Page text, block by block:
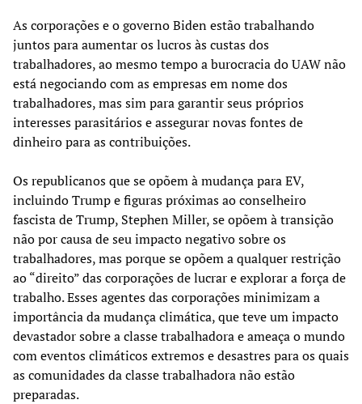
As corporações e o governo Biden estão trabalhando
juntos para aumentar os lucros às custas dos
trabalhadores, ao mesmo tempo a burocracia do UAW não
está negociando com as empresas em nome dos
trabalhadores, mas sim para garantir seus próprios
interesses parasitários e assegurar novas fontes de
dinheiro para as contribuições.
Os republicanos que se opõem à mudança para EV,
incluindo Trump e figuras próximas ao conselheiro
fascista de Trump, Stephen Miller, se opõem à transição
não por causa de seu impacto negativo sobre os
trabalhadores, mas porque se opõem a qualquer restrição
ao “direito” das corporações de lucrar e explorar a força de
trabalho. Esses agentes das corporações minimizam a
importância da mudança climática, que teve um impacto
devastador sobre a classe trabalhadora e ameaça o mundo
com eventos climáticos extremos e desastres para os quais
as comunidades da classe trabalhadora não estão
preparadas.